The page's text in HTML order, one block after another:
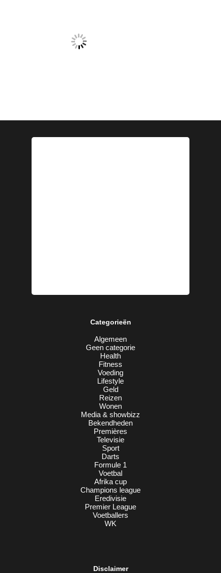
Categorieën
Algemeen
Geen categorie
Health
Fitness
Voeding
Lifestyle
Geld
Reizen
Wonen
Media & showbizz
Bekendheden
Premières
Televisie
Sport
Darts
Formule 1
Voetbal
Afrika cup
Champions league
Eredivisie
Premier League
Voetballers
WK
Disclaimer